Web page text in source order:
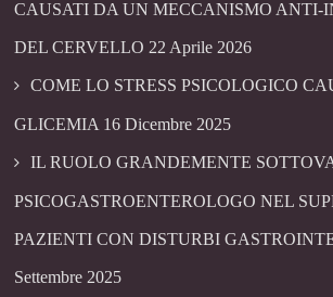
CAUSATI DA UN MECCANISMO ANTI-
DEL CERVELLO 22 Aprile 2026
COME LO STRESS PSICOLOGICO
GLICEMIA 16 Dicembre 2025
IL RUOLO GRANDEMENTE
PSICOGASTROENTEROLOGO NEL
PAZIENTI CON DISTURBI
Settembre 2025